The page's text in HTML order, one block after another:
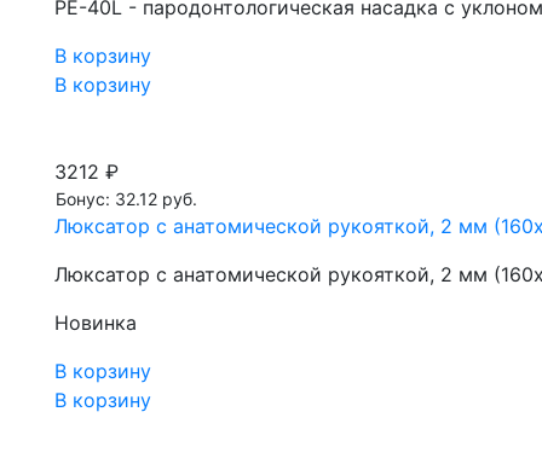
PE-40L - пародонтологическая насадка с
В корзину
В корзину
3212 ₽
Бонус: 32.12 руб.
Люксатор с анатомической рукояткой, 2 мм
Люксатор с анатомической рукояткой, 2 мм
Новинка
В корзину
В корзину